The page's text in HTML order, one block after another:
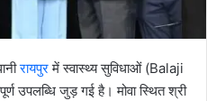
रायपुरमें स्वास्थ्य सुविधाओं (Balaji
उपलब्धि जुड़ गई है। मोवा स्थित श्री